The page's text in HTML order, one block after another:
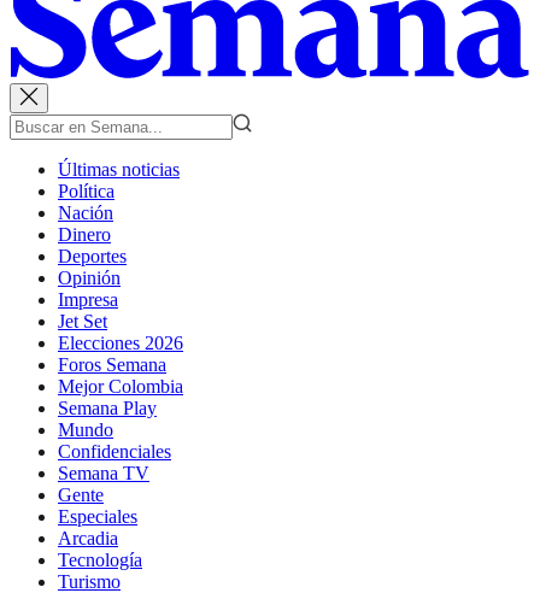
Últimas noticias
Política
Nación
Dinero
Deportes
Opinión
Impresa
Jet Set
Elecciones 2026
Foros Semana
Mejor Colombia
Semana Play
Mundo
Confidenciales
Semana TV
Gente
Especiales
Arcadia
Tecnología
Turismo